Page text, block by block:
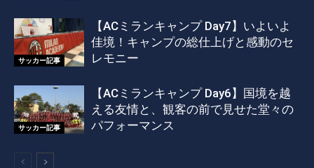
サッカー記事
【ACミランキャンプ Day7】いよいよ
佳境！キャンプの総仕上げと感動のセ
レモニー
サッカー記事
【ACミランキャンプ Day6】国境を越
える友情と、観客の前で見せた堂々の
パフォーマンス